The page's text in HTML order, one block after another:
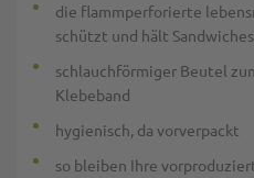
die flammperforierte
schützt und hält
schlauchförmiger Beutel
Klebeband
hygienisch, da vorverpackt
so bleiben Ihre